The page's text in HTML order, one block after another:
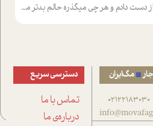
جار مگ‌ایران
02122183030
دسترسی سریع
تماس با ما
درباره‌ی ما